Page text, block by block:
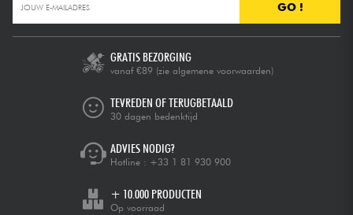
GO !
GRATIS BEZORGING
vanaf €89 (zie algemene voorwaarden)
TEVREDEN OF TERUGBETAALD
30 dagen bedenktijd
ADVIES NODIG?
Hotline : +33 1 81 930 900
+ 10.000 PRODUCTEN
Op voorraad